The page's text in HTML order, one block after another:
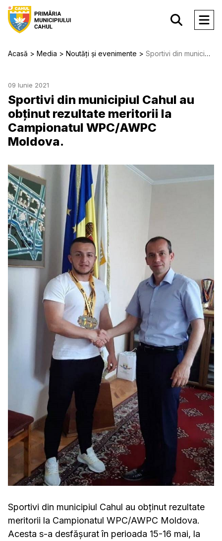
Acasă Media Noutăți și evenimente Sportivi din municipiul Cahul au obținut rezultate meritorii la Campionatul WPC/AWPC Moldova.
09 Iunie 2021
Sportivi din municipiul Cahul au
obținut rezultate meritorii la
Campionatul WPC/AWPC
Moldova.
Sportivi din municipiul Cahul au obținut rezultate
meritorii la Campionatul WPC/AWPC Moldova.
Acesta s-a desfășurat în perioada 15-16 mai, la